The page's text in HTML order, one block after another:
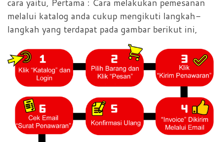
cara yaitu, Pertama : Cara melakukan pemesanan
melalui katalog anda cukup mengikuti langkah-
langkah yang terdapat pada gambar berikut ini,